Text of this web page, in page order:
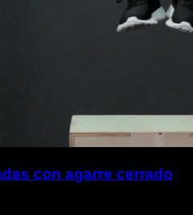
con agarre cerrado